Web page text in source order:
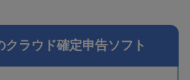
クラウド確定申告ソフト